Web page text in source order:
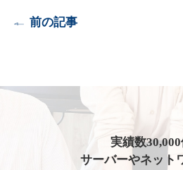
前の記事
実績数30,000
サーバーやネット